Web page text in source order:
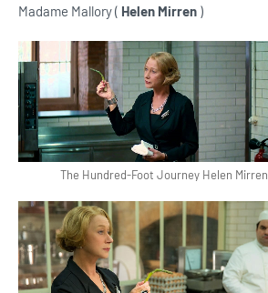
Madame Mallory ( Helen Mirren )
The Hundred-Foot Journey Helen Mirren